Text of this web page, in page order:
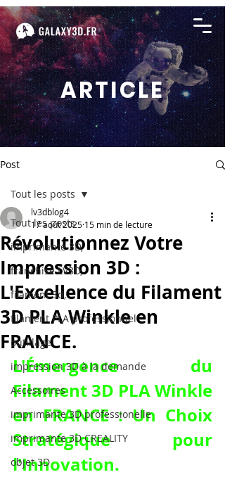
ARTICLE
Post
Tout les posts
imprimante 3D,
franchise LV3D,
filament 3d,
filament PLA professionnel
outillage
impression 3D à la demande
Accessoires
imprimante 3D professionelle
imprimante 3D CREALITY
objet 3D
Tout les posts
Révolutionnez Votre
Impression 3D :
L'Excellence du Filament
3D PLA Winkle en
FRANCE.
lv3dblog4
17 août 2025 15 min de lecture
L'Émergence du
Filament 3D PLA Winkle
en FRANCE : Un Choix
Stratégique pour
l'Innovation.